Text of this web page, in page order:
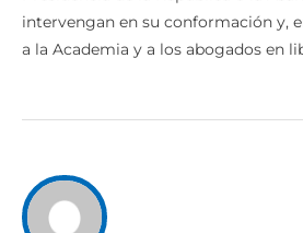
Presidencia de la República o la
intervengan en su conformación y,